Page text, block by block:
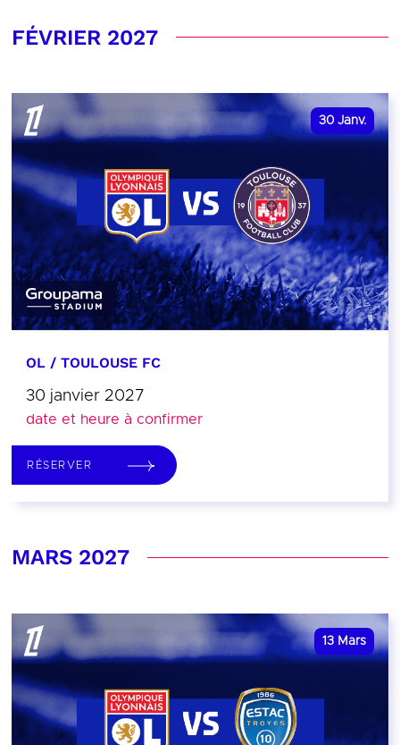
FÉVRIER 2027
30 Janv.
OL / TOULOUSE FC
30 janvier 2027
date et heure à confirmer
RÉSERVER
MARS 2027
13 Mars